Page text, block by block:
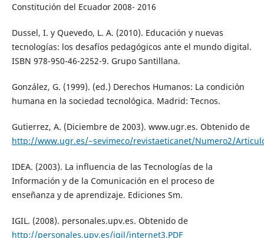
Constitución del Ecuador 2008- 2016
Dussel, I. y Quevedo, L. A. (2010). Educación y nuevas
tecnologías: los desafíos pedagógicos ante el mundo digital.
ISBN 978-950-46-2252-9. Grupo Santillana.
González, G. (1999). (ed.) Derechos Humanos: La condición
humana en la sociedad tecnológica. Madrid: Tecnos.
Gutierrez, A. (Diciembre de 2003). www.ugr.es. Obtenido de
http://www.ugr.es/~sevimeco/revistaeticanet/Numero2/
IDEA. (2003). La influencia de las Tecnologías de la
Información y de la Comunicación en el proceso de
enseñanza y de aprendizaje. Ediciones Sm.
IGIL. (2008). personales.upv.es. Obtenido de
http://personales.upv.es/igil/internet3.PDF